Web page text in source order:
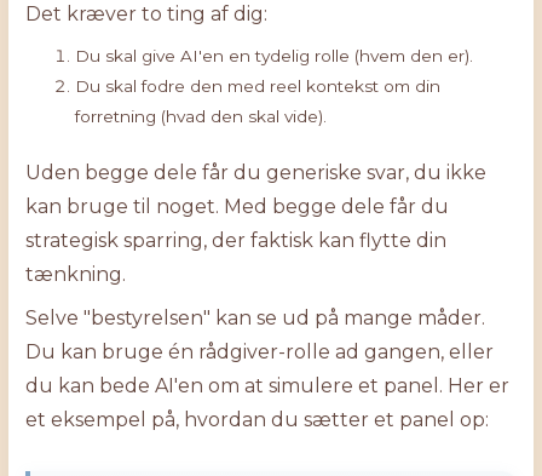
Det kræver to ting af dig:
Du skal give AI'en en tydelig rolle (hvem den er).
Du skal fodre den med reel kontekst om din
forretning (hvad den skal vide).
Uden begge dele får du generiske svar, du ikke
kan bruge til noget. Med begge dele får du
strategisk sparring, der faktisk kan flytte din
tænkning.
Selve "bestyrelsen" kan se ud på mange måder.
Du kan bruge én rådgiver-rolle ad gangen, eller
du kan bede AI'en om at simulere et panel. Her er
et eksempel på, hvordan du sætter et panel op: